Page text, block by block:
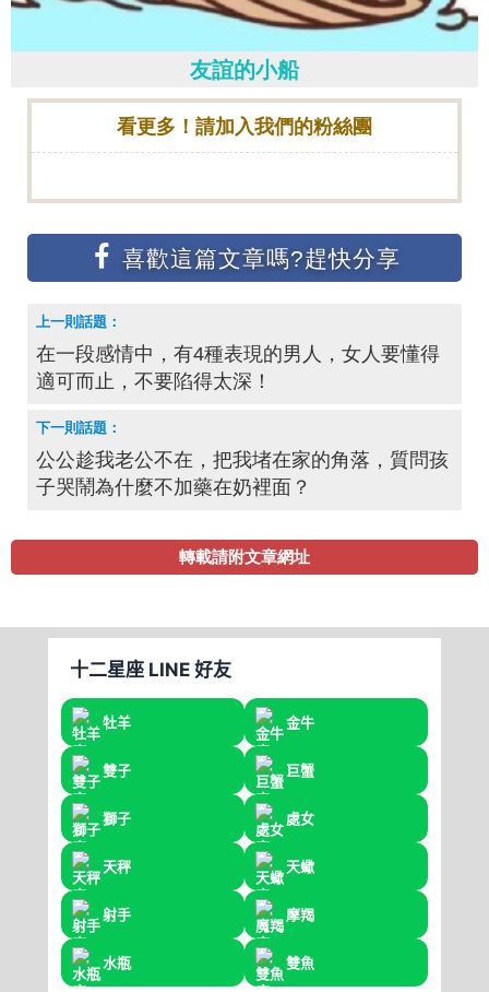
友誼的小船
看更多！請加入我們的粉絲團
在一段感情中，有4種表現的男人，女人要懂得
適可而止，不要陷得太深！
公公趁我老公不在，把我堵在家的角落，質問孩
子哭鬧為什麼不加藥在奶裡面？
轉載請附文章網址